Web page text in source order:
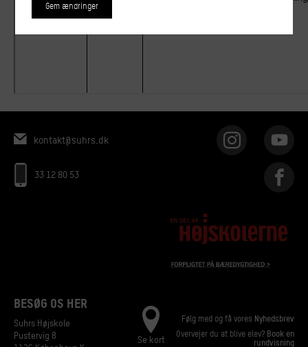
kontakt@suhrs.dk
33 12 80 53
BESØG OS HER
Suhrs Højskole
Pustervig 8
Se kort
Følg med og få vores Nyhedsbrev
Overvejer du at blive elev? Book en
rundvisning
Gem ændringer